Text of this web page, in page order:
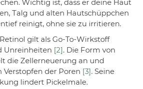
Wichtig ist, dass er deine Haut
Talg und alten Hautschüppchen
reinigt, ohne sie zu irritieren.
Retinol gilt als Go-To-Wirkstoff
Unreinheiten [2]. Die Form von
die Zellerneuerung an und
Verstopfen der Poren [3]. Seine
lindert Pickelmale.